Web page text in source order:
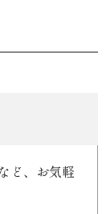
ど、お気軽